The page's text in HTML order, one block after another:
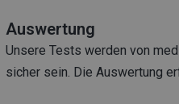
Auswertung
Unsere Tests werden von
sicher sein. Die Auswertung